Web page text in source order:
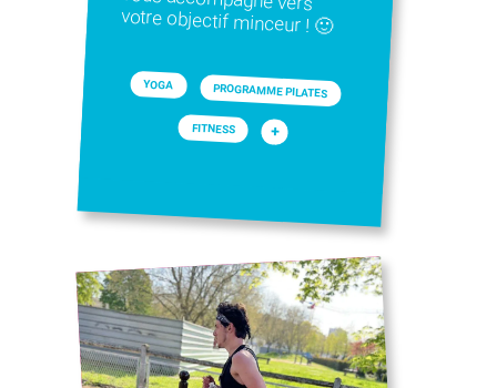
votre objectif minceur ! 🙂
YOGA PROGRAMME PILATES
FITNESS +